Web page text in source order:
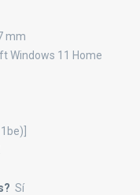
mm
Windows 11 Home
Sí